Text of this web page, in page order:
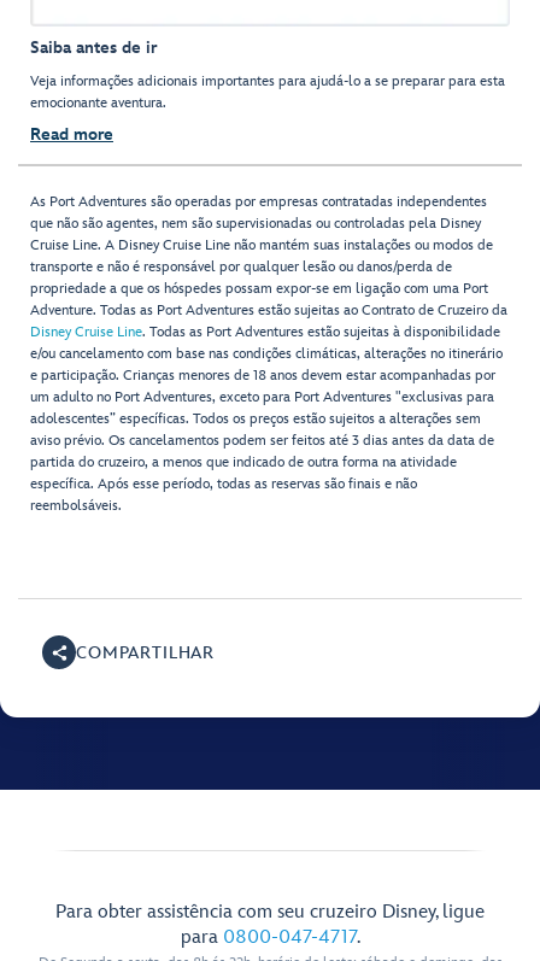
Saiba antes de ir
Veja informações adicionais importantes para ajudá-lo a se preparar para esta
emocionante aventura.
Read more
As Port Adventures são operadas por empresas contratadas independentes
que não são agentes, nem são supervisionadas ou controladas pela Disney
Cruise Line. A Disney Cruise Line não mantém suas instalações ou modos de
transporte e não é responsável por qualquer lesão ou danos/perda de
propriedade a que os hóspedes possam expor-se em ligação com uma Port
Adventure. Todas as Port Adventures estão sujeitas ao Contrato de Cruzeiro da
Disney Cruise Line. Todas as Port Adventures estão sujeitas à disponibilidade
e/ou cancelamento com base nas condições climáticas, alterações no itinerário
e participação. Crianças menores de 18 anos devem estar acompanhadas por
um adulto no Port Adventures, exceto para Port Adventures "exclusivas para
adolescentes” específicas. Todos os preços estão sujeitos a alterações sem
aviso prévio. Os cancelamentos podem ser feitos até 3 dias antes da data de
partida do cruzeiro, a menos que indicado de outra forma na atividade
específica. Após esse período, todas as reservas são finais e não
reembolsáveis.
COMPARTILHAR
Para obter assistência com seu cruzeiro Disney, ligue
para 0800-047-4717.